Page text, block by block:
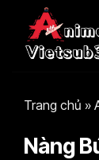
Trang chủ »
Nàng